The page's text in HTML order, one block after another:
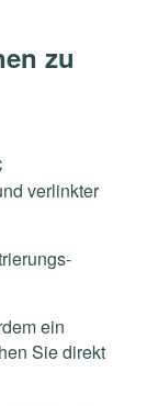
zu
verlinkter
ein
Sie direkt